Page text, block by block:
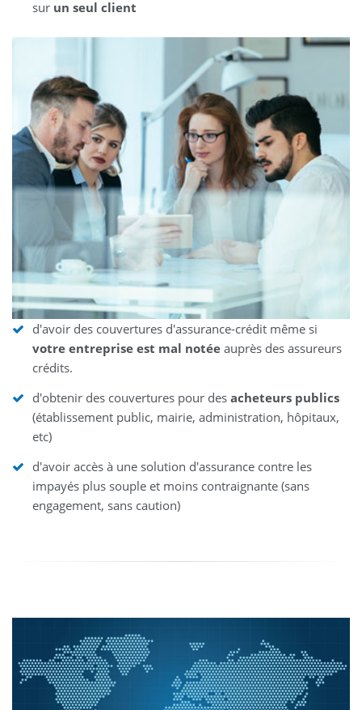
sur un seul client
d'avoir des couvertures d'assurance-crédit même si
votre entreprise est mal notée auprès des assureurs
crédits.
d'obtenir des couvertures pour des acheteurs publics
(établissement public, mairie, administration, hôpitaux,
etc)
d'avoir accès à une solution d'assurance contre les
impayés plus souple et moins contraignante (sans
engagement, sans caution)